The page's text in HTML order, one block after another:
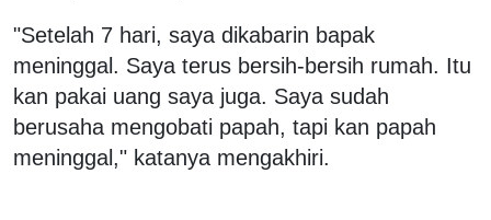
"Setelah 7 hari, saya dikabarin bapak
meninggal. Saya terus bersih-bersih rumah. Itu
kan pakai uang saya juga. Saya sudah
berusaha mengobati papah, tapi kan papah
meninggal," katanya mengakhiri.